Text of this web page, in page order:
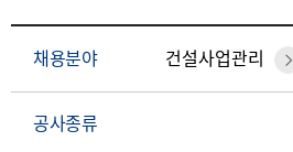
채용분야 건설사업관리
공사종류